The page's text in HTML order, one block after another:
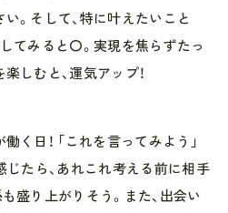
。そして、特に叶えたいこと
てみると〇。実現を焦らずたっ
しむと、運気アップ！
く日！ 「これを言ってみよう」
じたら、あれこれ考える前に相手
盛り上がりそう。また、出会い